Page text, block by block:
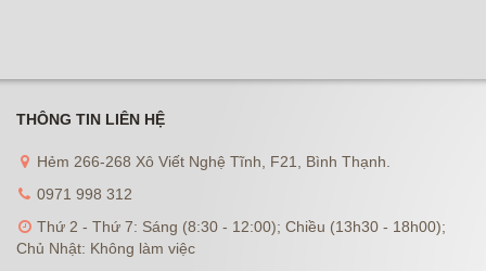
THÔNG TIN LIÊN HỆ
Hẻm 266-268 Xô Viết Nghệ Tĩnh, F21, Bình Thạnh.
0971 998 312
Thứ 2 - Thứ 7: Sáng (8:30 - 12:00); Chiều (13h30 - 18h00);
Chủ Nhật: Không làm việc